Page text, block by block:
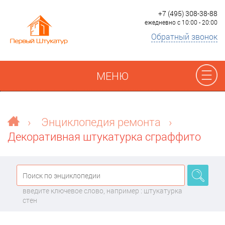
+7 (495) 308-38-88
ежедневно с 10:00 - 20:00
Обратный звонок
МЕНЮ
Наши работы
Преимущества
О компании
› Энциклопедия ремонта
›
Декоративная штукатурка сграффито
введите ключевое слово, например : штукатурка
стен